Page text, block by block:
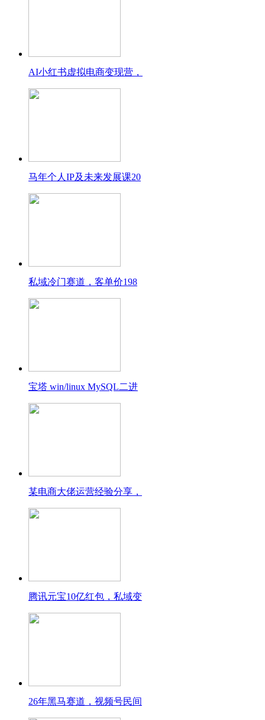
AI小红书虚拟电商变现营，
马年个人IP及未来发展课20
私域冷门赛道，客单价198
宝塔 win/linux MySQL二进
某电商大佬运营经验分享，
腾讯元宝10亿红包，私域变
26年黑马赛道，视频号民间